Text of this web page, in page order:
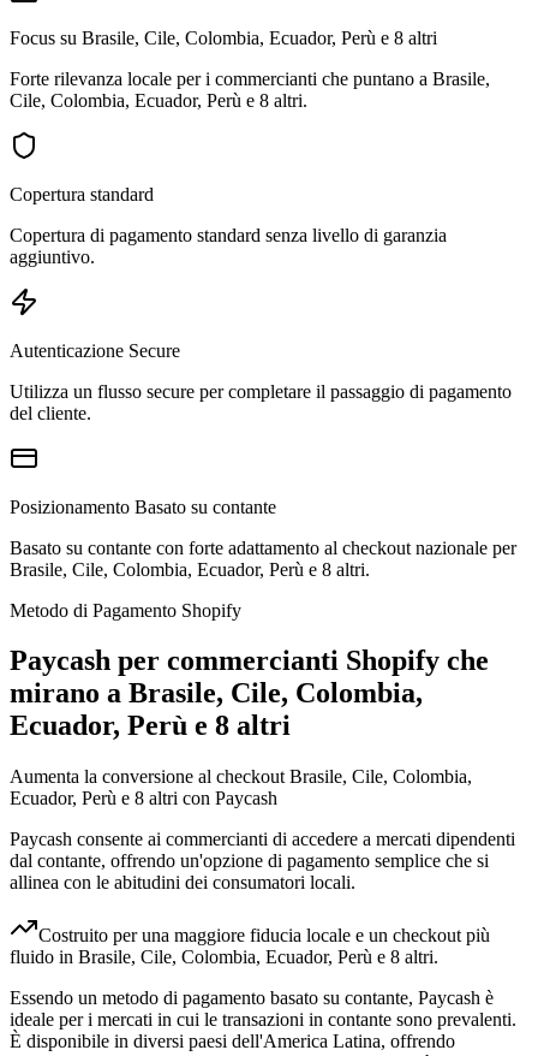
Focus su Brasile, Cile, Colombia, Ecuador, Perù e 8 altri
Forte rilevanza locale per i commercianti che puntano a Brasile,
Cile, Colombia, Ecuador, Perù e 8 altri.
Copertura standard
Copertura di pagamento standard senza livello di garanzia
aggiuntivo.
Autenticazione Secure
Utilizza un flusso secure per completare il passaggio di pagamento
del cliente.
Posizionamento Basato su contante
Basato su contante con forte adattamento al checkout nazionale per
Brasile, Cile, Colombia, Ecuador, Perù e 8 altri.
Metodo di Pagamento Shopify
Paycash per commercianti Shopify che
mirano a Brasile, Cile, Colombia,
Ecuador, Perù e 8 altri
Aumenta la conversione al checkout Brasile, Cile, Colombia,
Ecuador, Perù e 8 altri con Paycash
Paycash consente ai commercianti di accedere a mercati dipendenti
dal contante, offrendo un'opzione di pagamento semplice che si
allinea con le abitudini dei consumatori locali.
Costruito per una maggiore fiducia locale e un checkout più
fluido in Brasile, Cile, Colombia, Ecuador, Perù e 8 altri.
Essendo un metodo di pagamento basato su contante, Paycash è
ideale per i mercati in cui le transazioni in contante sono prevalenti.
È disponibile in diversi paesi dell'America Latina, offrendo